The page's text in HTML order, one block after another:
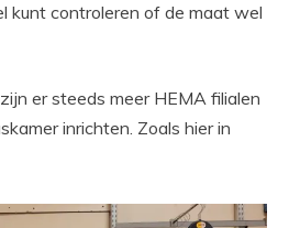
kunt controleren of de maat wel
er steeds meer HEMA filialen
inrichten. Zoals hier in